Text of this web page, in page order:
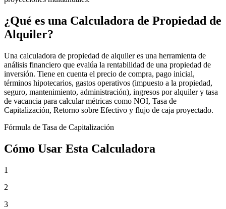
¿Qué es una Calculadora de Propiedad de
Alquiler?
Una calculadora de propiedad de alquiler es una herramienta de
análisis financiero que evalúa la rentabilidad de una propiedad de
inversión. Tiene en cuenta el precio de compra, pago inicial,
términos hipotecarios, gastos operativos (impuesto a la propiedad,
seguro, mantenimiento, administración), ingresos por alquiler y tasa
de vacancia para calcular métricas como NOI, Tasa de
Capitalización, Retorno sobre Efectivo y flujo de caja proyectado.
Fórmula de Tasa de Capitalización
Cómo Usar Esta Calculadora
1
2
3